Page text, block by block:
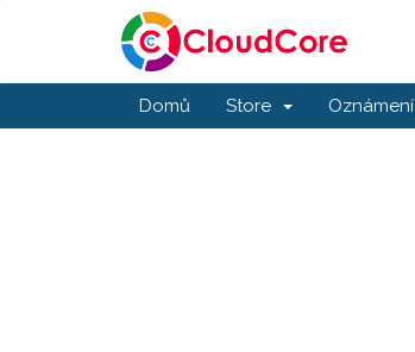
Domů Store Oznámení